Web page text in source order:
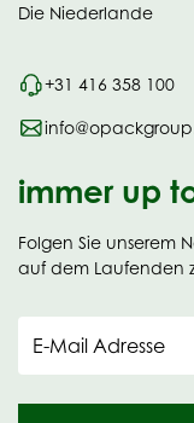
Die Niederlande
+31 416 358 100
immer up
Folgen Sie unserem
auf dem Laufenden
E-Mail Adresse